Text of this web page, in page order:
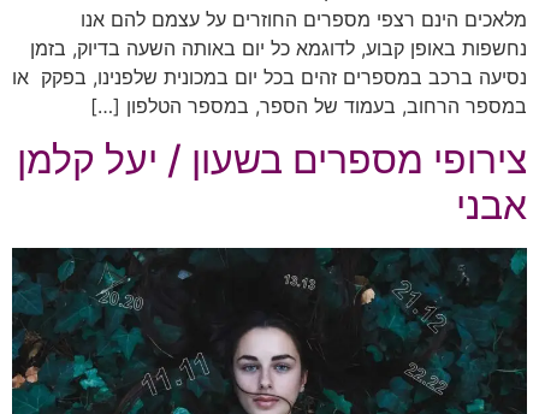
מלאכים הינם רצפי מספרים החוזרים על עצמם להם אנו
נחשפות באופן קבוע, לדוגמא כל יום באותה השעה בדיוק, בזמן
נסיעה ברכב במספרים זהים בכל יום במכונית שלפנינו, בפקק או
במספר הרחוב, בעמוד של הספר, במספר הטלפון […]
צירופי מספרים בשעון / יעל קלמן
אבני